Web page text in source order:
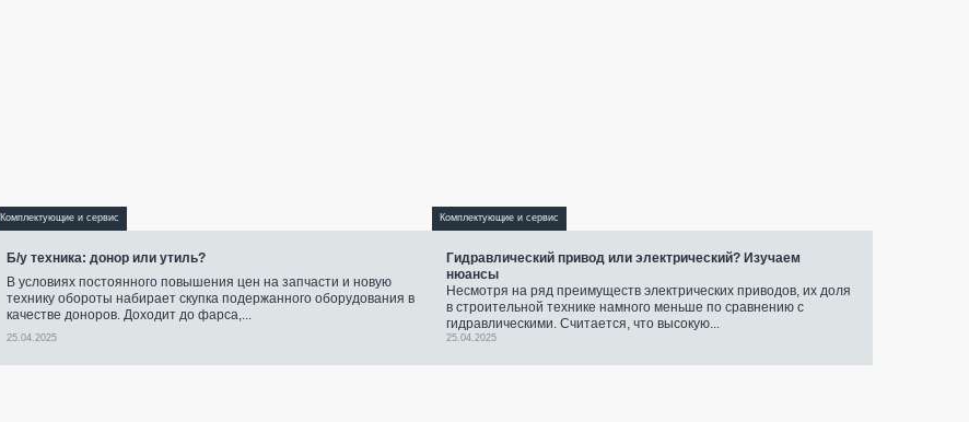
Комплектующие и сервис
Б/у техника: донор или утиль?
В условиях постоянного повышения цен на запчасти и новую
технику обороты набирает скупка подержанного оборудования в
качестве доноров. Доходит до фарса,...
25.04.2025
Комплектующие и сервис
Гидравлический привод или электрический? Изучаем
нюансы
Несмотря на ряд преимуществ электрических приводов, их доля
в строительной технике намного меньше по сравнению с
гидравлическими. Считается, что высокую...
25.04.2025